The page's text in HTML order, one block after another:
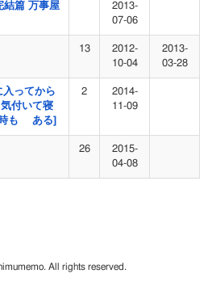
結篇 万事屋
2013-
07-06
13
2012-
10-04
2013-
03-28
ってから
付いて寝
時も ある]
2
2014-
11-09
26
2015-
04-08
All rights reserved.